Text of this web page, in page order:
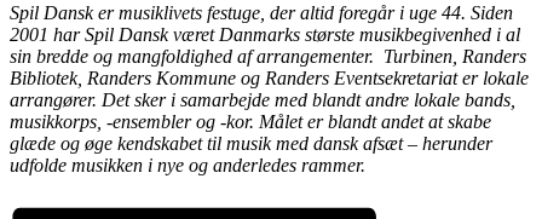
Spil Dansk er musiklivets festuge, der altid foregår i uge 44. Siden
2001 har Spil Dansk været Danmarks største musikbegivenhed i al
sin bredde og mangfoldighed af arrangementer. Turbinen, Randers
Bibliotek, Randers Kommune og Randers Eventsekretariat er lokale
arrangører. Det sker i samarbejde med blandt andre lokale bands,
musikkorps, -ensembler og -kor. Målet er blandt andet at skabe
glæde og øge kendskabet til musik med dansk afsæt – herunder
udfolde musikken i nye og anderledes rammer.